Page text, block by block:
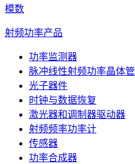
模数
射频功率产品
功率监测器
脉冲线性射频功率晶体管
光子器件
时钟与数据恢复
激光器和调制器驱动器
射频频率功率计
传感器
功率合成器